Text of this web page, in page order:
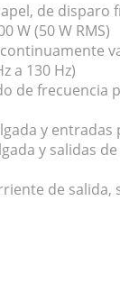
de
W (50 W RMS)
a 130 Hz)
frecuencia
y entradas
y salidas
de